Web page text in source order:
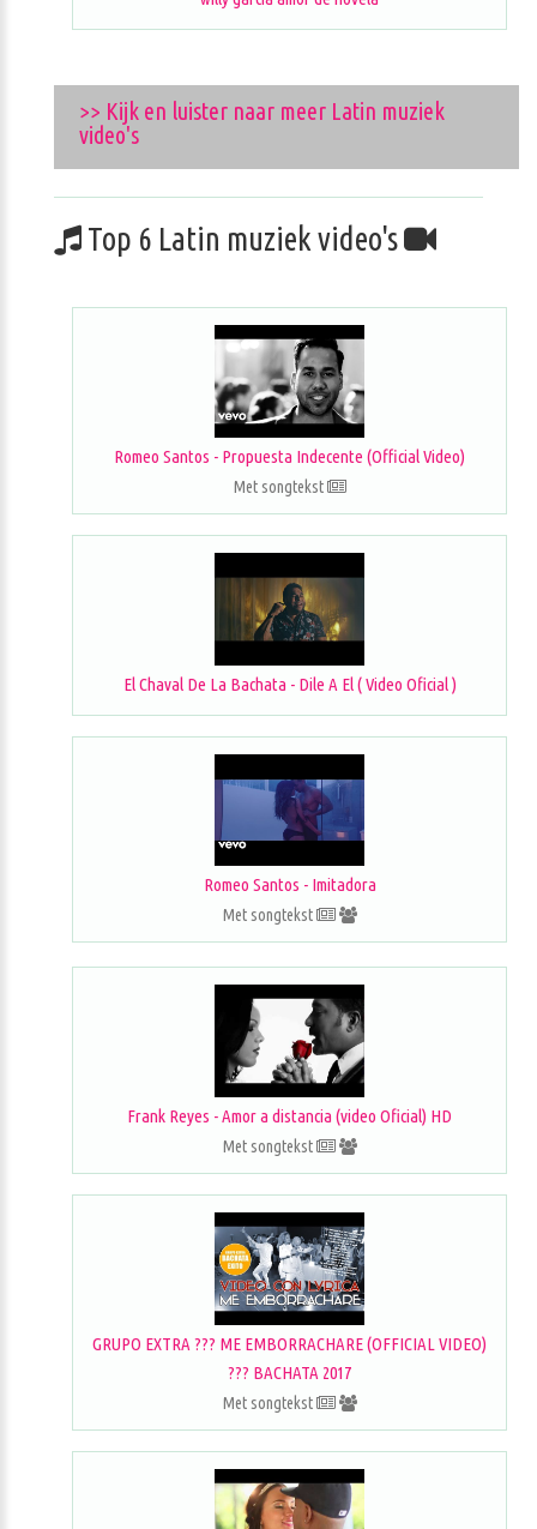
>> Kijk en luister naar meer Latin muziek
video's
Top 6 Latin muziek video's
Romeo Santos - Propuesta Indecente (Official Video)
Met songtekst
El Chaval De La Bachata - Dile A El ( Video Oficial )
Romeo Santos - Imitadora
Met songtekst
Frank Reyes - Amor a distancia (video Oficial) HD
Met songtekst
GRUPO EXTRA ??? ME EMBORRACHARE (OFFICIAL VIDEO)
??? BACHATA 2017
Met songtekst